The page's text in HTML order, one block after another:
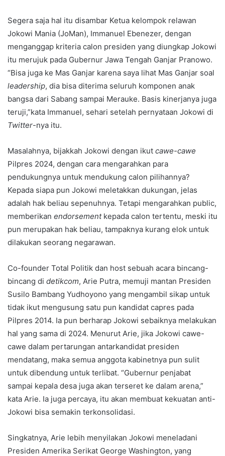
Segera saja hal itu disambar Ketua kelompok relawan
Jokowi Mania (JoMan), Immanuel Ebenezer, dengan
menganggap kriteria calon presiden yang diungkap Jokowi
itu merujuk pada Gubernur Jawa Tengah Ganjar Pranowo.
“Bisa juga ke Mas Ganjar karena saya lihat Mas Ganjar soal
leadership, dia bisa diterima seluruh komponen anak
bangsa dari Sabang sampai Merauke. Basis kinerjanya juga
teruji,”kata Immanuel, sehari setelah pernyataan Jokowi di
Twitter-nya itu.
Masalahnya, bijakkah Jokowi dengan ikut cawe-cawe
Pilpres 2024, dengan cara mengarahkan para
pendukungnya untuk mendukung calon pilihannya?
Kepada siapa pun Jokowi meletakkan dukungan, jelas
adalah hak beliau sepenuhnya. Tetapi mengarahkan public,
memberikan endorsementkepada calon tertentu, meski itu
pun merupakan hak beliau, tampaknya kurang elok untuk
dilakukan seorang negarawan.
Co-founder Total Politik dan host sebuah acara bincang-
bincang di detikcom, Arie Putra, memuji mantan Presiden
Susilo Bambang Yudhoyono yang mengambil sikap untuk
tidak ikut mengusung satu pun kandidat capres pada
Pilpres 2014. Ia pun berharap Jokowi sebaiknya melakukan
hal yang sama di 2024. Menurut Arie, jika Jokowi cawe-
cawe dalam pertarungan antarkandidat presiden
mendatang, maka semua anggota kabinetnya pun sulit
untuk dibendung untuk terlibat. “Gubernur penjabat
sampai kepala desa juga akan terseret ke dalam arena,”
kata Arie. Ia juga percaya, itu akan membuat kekuatan anti-
Jokowi bisa semakin terkonsolidasi.
Singkatnya, Arie lebih menyilakan Jokowi meneladani
Presiden Amerika Serikat George Washington, yang